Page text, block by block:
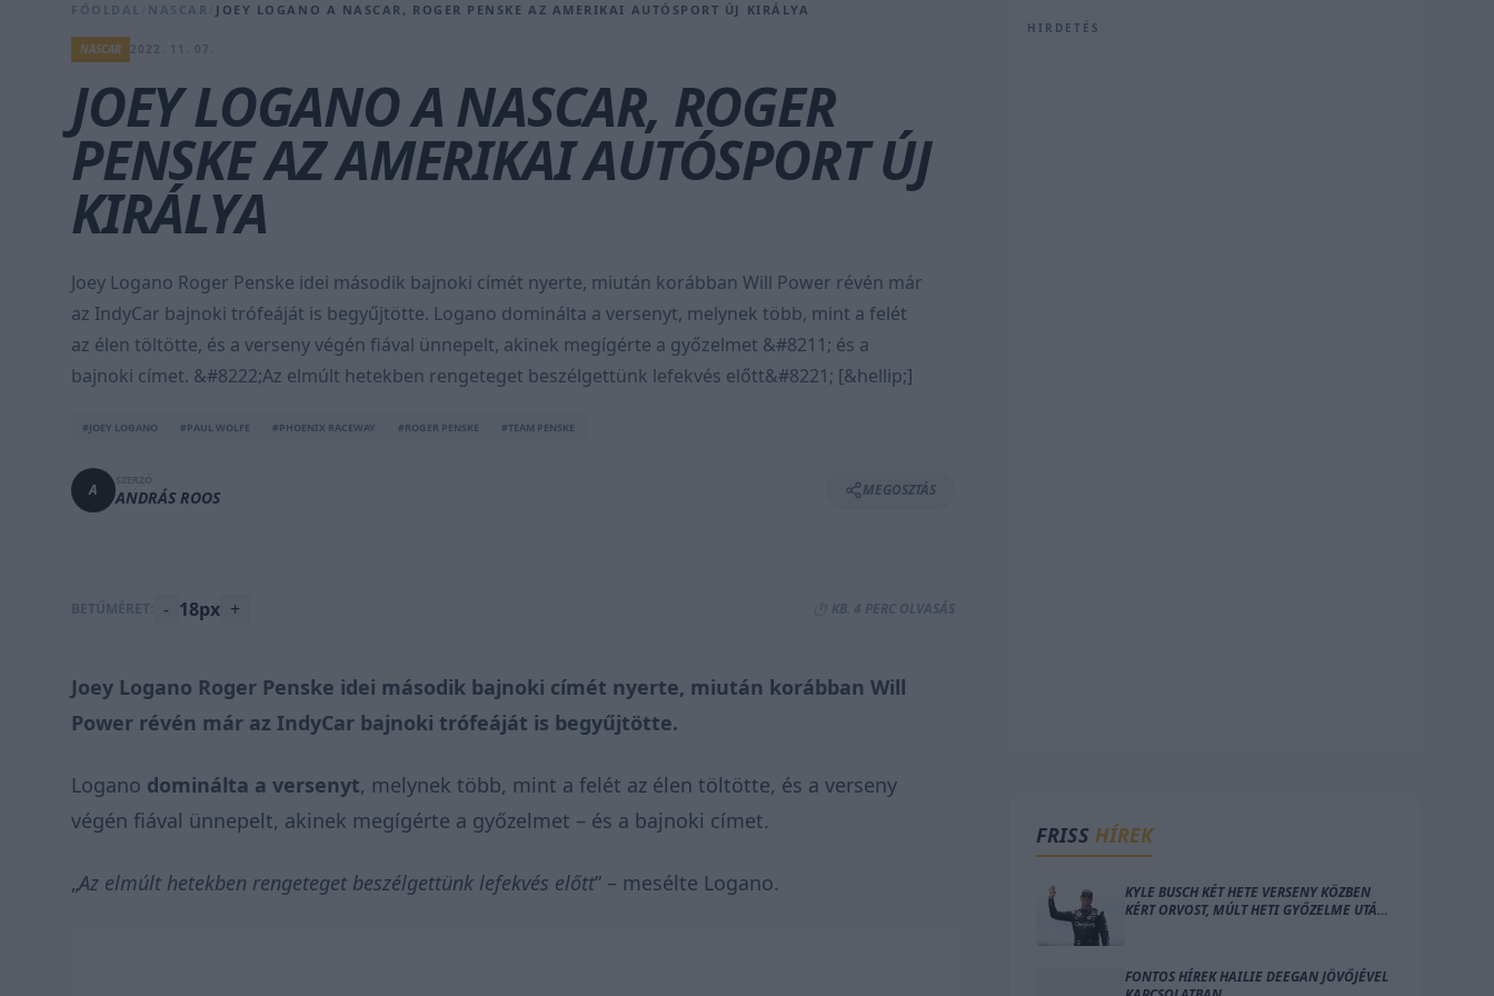
FŐOLDAL NASCAR JOEY LOGANO A NASCAR, ROGER PENSKE AZ AMERIKAI AUTÓSPORT ÚJ KIRÁLYA
NASCAR
JOEY LOGANO A NASCAR, ROGER
PENSKE AZ AMERIKAI AUTÓSPORT ÚJ
KIRÁLYA
Joey Logano Roger Penske idei második bajnoki címét nyerte, miután korábban Will Power révén már
az IndyCar bajnoki trófeáját is begyűjtötte. Logano dominálta a versenyt, melynek több, mint a felét
az élen töltötte, és a verseny végén fiával ünnepelt, akinek megígérte a győzelmet &#8211; és a
bajnoki címet. &#8222;Az elmúlt hetekben rengeteget beszélgettünk lefekvés előtt&#8221; [&hellip;]
#JOEY LOGANO #PAUL WOLFE #PHOENIX RACEWAY #ROGER PENSKE #TEAM PENSKE
A ANDRÁS ROOS MEGOSZTÁS
BETŰMÉRET: - 18px + ⏱️ KB. 4 PERC OLVASÁS
Joey Logano Roger Penske idei második bajnoki címét nyerte, miután korábban Will
Power révén már az IndyCar bajnoki trófeáját is begyűjtötte.
Logano dominálta a versenyt, melynek több, mint a felét az élen töltötte, és a verseny
végén fiával ünnepelt, akinek megígérte a győzelmet – és a bajnoki címet.
„Az elmúlt hetekben rengeteget beszélgettünk lefekvés előtt” – mesélte Logano.
HIRDETÉS
FRISS HÍREK
KYLE BUSCH KÉT HETE VERSENY KÖZBEN
KÉRT ORVOST, MÚLT HETI GYŐZELME UTÁN
FONTOS HÍREK HAILIE DEEGAN JÖVŐJÉVEL